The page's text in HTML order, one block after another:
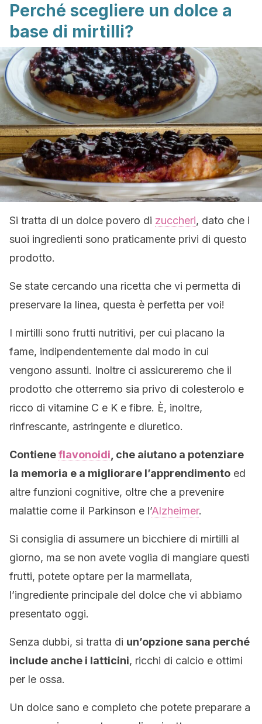
Perché scegliere un dolce a
base di mirtilli?
Si tratta di un dolce povero di zuccheri, dato che i
suoi ingredienti sono praticamente privi di questo
prodotto.
Se state cercando una ricetta che vi permetta di
preservare la linea, questa è perfetta per voi!
I mirtilli sono frutti nutritivi, per cui placano la
fame, indipendentemente dal modo in cui
vengono assunti. Inoltre ci assicureremo che il
prodotto che otterremo sia privo di colesterolo e
ricco di vitamine C e K e fibre. È, inoltre,
rinfrescante, astringente e diuretico.
Contieneflavonoidi , che aiutano a potenziare
la memoria e a migliorare l’apprendimento ed
altre funzioni cognitive, oltre che a prevenire
malattie come il Parkinson e l’Alzheimer.
Si consiglia di assumere un bicchiere di mirtilli al
giorno, ma se non avete voglia di mangiare questi
frutti, potete optare per la marmellata,
l’ingrediente principale del dolce che vi abbiamo
presentato oggi.
Senza dubbi, si tratta di un’opzione sana perché
include anche i latticini, ricchi di calcio e ottimi
per le ossa.
Un dolce sano e completo che potete preparare a